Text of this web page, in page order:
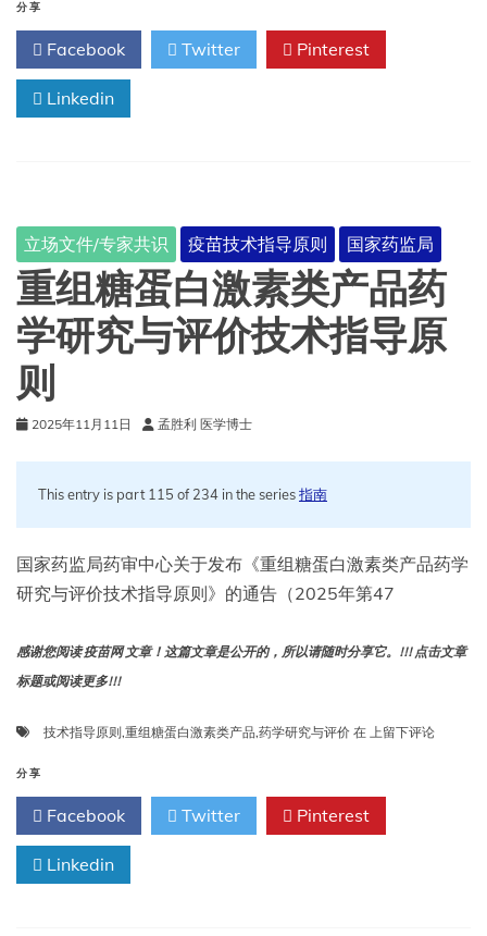
瘤
病
毒
技
术
指
导
原
则
（修
意
见
分享
Facebook Twitter Pinterest
Linkedin
立场文件/专家共识 疫苗技术指导原则 国家药监局
重组糖蛋白激素类产品药
学研究与评价技术指导原
则
2025年11月11日 孟胜利 医学博士
This entry is part 115 of 234 in the series指南
国家药监局药审中心关于发布《重组糖蛋白激素类产品药学
研究与评价技术指导原则》的通告（2025年第47
感谢您阅读 疫苗网 文章！这篇文章是公开的，所以请随时分享它。!!! 点击文章
标题或阅读更多!!!
技术指导原则,重组糖蛋白激素类产品,药学研究与评价 在 重
蛋
白
激
上留下评论
分享
Facebook Twitter Pinterest
Linkedin